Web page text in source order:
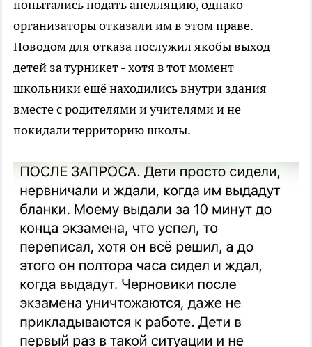
попытались подать апелляцию, однако
организаторы отказали им в этом праве.
Поводом для отказа послужил якобы выход
детей за турникет - хотя в тот момент
школьники ещё находились внутри здания
вместе с родителями и учителями и не
покидали территорию школы.